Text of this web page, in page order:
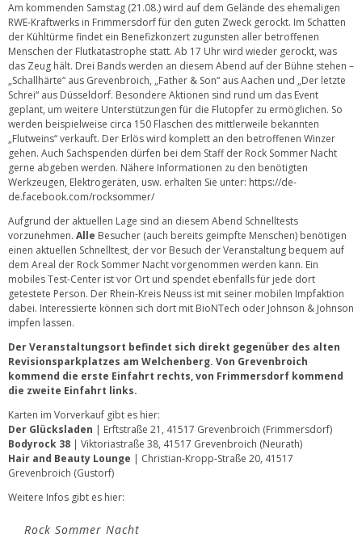
Am kommenden Samstag (21.08.) wird auf dem Gelände des ehemaligen
RWE-Kraftwerks in Frimmersdorf für den guten Zweck gerockt. Im Schatten
der Kühltürme findet ein Benefizkonzert zugunsten aller betroffenen
Menschen der Flutkatastrophe statt. Ab 17 Uhr wird wieder gerockt, was
das Zeug hält. Drei Bands werden an diesem Abend auf der Bühne stehen –
„Schallhärte“ aus Grevenbroich, „Father & Son“ aus Aachen und „Der letzte
Schrei“ aus Düsseldorf. Besondere Aktionen sind rund um das Event
geplant, um weitere Unterstützungen für die Flutopfer zu ermöglichen. So
werden beispielweise circa 150 Flaschen des mittlerweile bekannten
„Flutweins“ verkauft. Der Erlös wird komplett an den betroffenen Winzer
gehen. Auch Sachspenden dürfen bei dem Staff der Rock Sommer Nacht
gerne abgeben werden. Nähere Informationen zu den benötigten
Werkzeugen, Elektrogeräten, usw. erhalten Sie unter: https://de-
de.facebook.com/rocksommer/
Aufgrund der aktuellen Lage sind an diesem Abend Schnelltests
vorzunehmen. Alle Besucher (auch bereits geimpfte Menschen) benötigen
einen aktuellen Schnelltest, der vor Besuch der Veranstaltung bequem auf
dem Areal der Rock Sommer Nacht vorgenommen werden kann. Ein
mobiles Test-Center ist vor Ort und spendet ebenfalls für jede dort
getestete Person. Der Rhein-Kreis Neuss ist mit seiner mobilen Impfaktion
dabei. Interessierte können sich dort mit BioNTech oder Johnson & Johnson
impfen lassen.
Der Veranstaltungsort befindet sich direkt gegenüber des alten
Revisionsparkplatzes am Welchenberg. Von Grevenbroich
kommend die erste Einfahrt rechts, von Frimmersdorf kommend
die zweite Einfahrt links.
Karten im Vorverkauf gibt es hier:
Der Glücksladen | Erftstraße 21, 41517 Grevenbroich (Frimmersdorf)
Bodyrock 38 | Viktoriastraße 38, 41517 Grevenbroich (Neurath)
Hair and Beauty Lounge | Christian-Kropp-Straße 20, 41517
Grevenbroich (Gustorf)
Weitere Infos gibt es hier:
Rock Sommer Nacht